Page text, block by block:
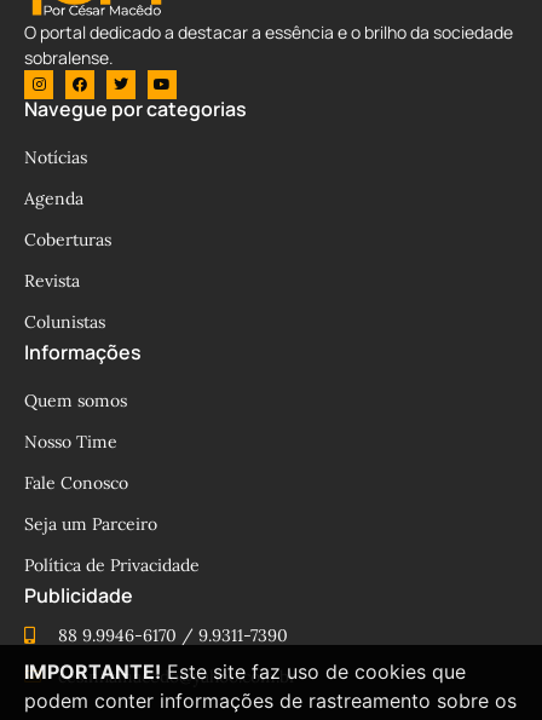
O portal dedicado a destacar a essência e o brilho da sociedade
sobralense.
Navegue por categorias
Notícias
Agenda
Coberturas
Revista
Colunistas
Informações
Quem somos
Nosso Time
Fale Conosco
Seja um Parceiro
Política de Privacidade
Publicidade
88 9.9946-6170 / 9.9311-7390
cesinhamacedo@yahoo.com.br
IMPORTANTE! Este site faz uso de cookies que
podem conter informações de rastreamento sobre os